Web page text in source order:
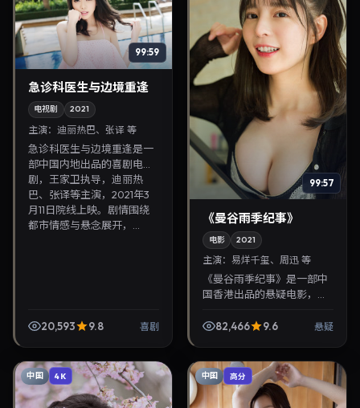
99:59
急诊科医生与边境重逢
电视剧 2021
主演： 迪丽热巴、张译 等
急诊科医生与边境重逢是一
部中国内地出品的喜剧电视
剧，王家卫执导，迪丽热
巴、张译等主演，2021年3
月11日院线上映。剧情围绕
都市情感与悬念展开，...
20,593 9.8 喜剧
99:57
《曼谷雨季纪事》
电影 2021
主演：易烊千玺、周迅 等
《曼谷雨季纪事》是一部中
国香港出品的悬疑电影，蜷
迅等主演，2021年8月17日
82,466 9.6 悬疑
中国 4K 中国 高分